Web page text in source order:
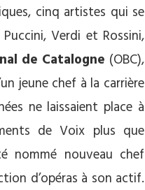
cinq artistes qui se
Verdi et Rossini,
de Catalogne (OBC),
jeune chef à la carrière
ne laissaient place à
de Voix plus que
nommé nouveau chef
d’opéras à son actif.